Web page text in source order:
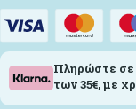
Πληρώστε σε
των 35€, με